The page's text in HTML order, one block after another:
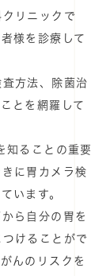
リニックで
様を診療して
方法、除菌治
とを網羅して
知ることの重要
に胃カメラ検
います。
ら自分の胃を
けることがで
んのリスクを